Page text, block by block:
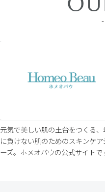
元気で美しい肌の土台をつくる
に負けない肌のためのスキンケア
ーズ。ホメオバウの公式サイトで